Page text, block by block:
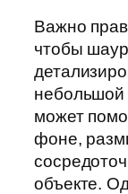
Важно
чтобы
небольшой
может
фоне,
объекте.